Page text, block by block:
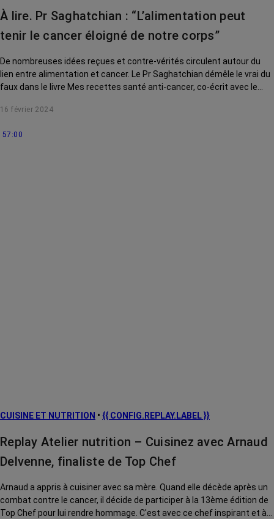
À lire. Pr Saghatchian : “L’alimentation peut
tenir le cancer éloigné de notre corps”
De nombreuses idées reçues et contre-vérités circulent autour du
lien entre alimentation et cancer. Le Pr Saghatchian démêle le vrai du
faux dans le livre Mes recettes santé anti-cancer, co-écrit avec le
recettes, faciles à préparer, pour aider notre corps à s’armer contre le
16 février 2024
57:00
CUISINE ET NUTRITION • {{ CONFIG.REPLAY.LABEL }}
Replay Atelier nutrition – Cuisinez avec Arnaud
Delvenne, finaliste de Top Chef
Arnaud a appris à cuisiner avec sa mère. Quand elle décède après un
combat contre le cancer, il décide de participer à la 13ème édition de
Top Chef pour lui rendre hommage. C'est avec ce chef inspirant et à